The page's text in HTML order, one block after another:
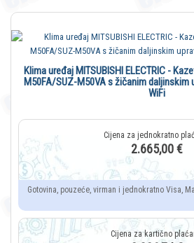
Klima uređaj MITSUBISHI ELECTRIC -
M50FA/SUZ-M50VA s žičanim
WiFi
2.665,00 €
Gotovina, pouzeće, virman i jednokratno Visa,